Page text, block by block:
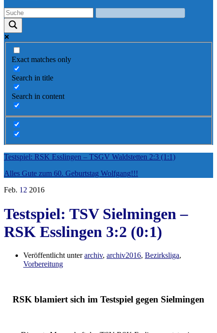
Exact matches only
Search in title
Search in content
Testspiel: RSK Esslingen – TSGV Waldstetten 2:3 (1:1)
Alles Gute zum 60. Geburtstag Wolfgang!!!
Feb. 12 2016
Testspiel: TSV Sielmingen –
RSK Esslingen 3:2 (0:1)
Veröffentlicht unterarchiv, archiv2016, Bezirksliga,
Vorbereitung
RSK blamiert sich im Testspiel gegen Sielmingen